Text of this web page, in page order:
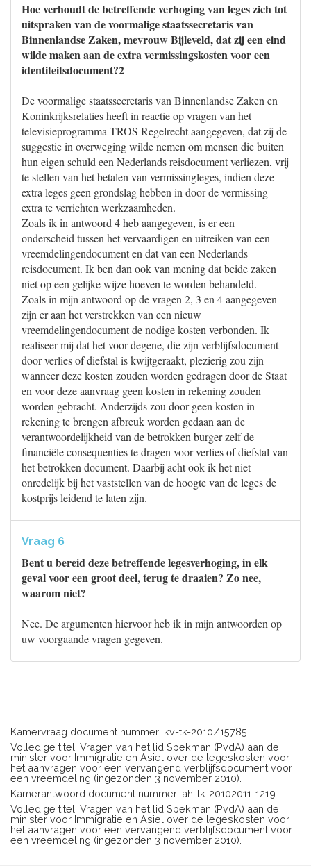
Hoe verhoudt de betreffende verhoging van leges zich tot
uitspraken van de voormalige staatssecretaris van
Binnenlandse Zaken, mevrouw Bijleveld, dat zij een eind
wilde maken aan de extra vermissingskosten voor een
identiteitsdocument?2
De voormalige staatssecretaris van Binnenlandse Zaken en
Koninkrijksrelaties heeft in reactie op vragen van het
televisieprogramma TROS Regelrecht aangegeven, dat zij de
suggestie in overweging wilde nemen om mensen die buiten
hun eigen schuld een Nederlands reisdocument verliezen, vrij
te stellen van het betalen van vermissingleges, indien deze
extra leges geen grondslag hebben in door de vermissing
extra te verrichten werkzaamheden.
Zoals ik in antwoord 4 heb aangegeven, is er een
onderscheid tussen het vervaardigen en uitreiken van een
vreemdelingendocument en dat van een Nederlands
reisdocument. Ik ben dan ook van mening dat beide zaken
niet op een gelijke wijze hoeven te worden behandeld.
Zoals in mijn antwoord op de vragen 2, 3 en 4 aangegeven
zijn er aan het verstrekken van een nieuw
vreemdelingendocument de nodige kosten verbonden. Ik
realiseer mij dat het voor degene, die zijn verblijfsdocument
door verlies of diefstal is kwijtgeraakt, plezierig zou zijn
wanneer deze kosten zouden worden gedragen door de Staat
en voor deze aanvraag geen kosten in rekening zouden
worden gebracht. Anderzijds zou door geen kosten in
rekening te brengen afbreuk worden gedaan aan de
verantwoordelijkheid van de betrokken burger zelf de
financiële consequenties te dragen voor verlies of diefstal van
het betrokken document. Daarbij acht ook ik het niet
onredelijk bij het vaststellen van de hoogte van de leges de
kostprijs leidend te laten zijn.
Vraag 6
Bent u bereid deze betreffende legesverhoging, in elk
geval voor een groot deel, terug te draaien? Zo nee,
waarom niet?
Nee. De argumenten hiervoor heb ik in mijn antwoorden op
uw voorgaande vragen gegeven.
Kamervraag document nummer: kv-tk-2010Z15785
Volledige titel: Vragen van het lid Spekman (PvdA) aan de
minister voor Immigratie en Asiel over de legeskosten voor
het aanvragen voor een vervangend verblijfsdocument voor
een vreemdeling (ingezonden 3 november 2010).
Kamerantwoord document nummer: ah-tk-20102011-1219
Volledige titel: Vragen van het lid Spekman (PvdA) aan de
minister voor Immigratie en Asiel over de legeskosten voor
het aanvragen voor een vervangend verblijfsdocument voor
een vreemdeling (ingezonden 3 november 2010).